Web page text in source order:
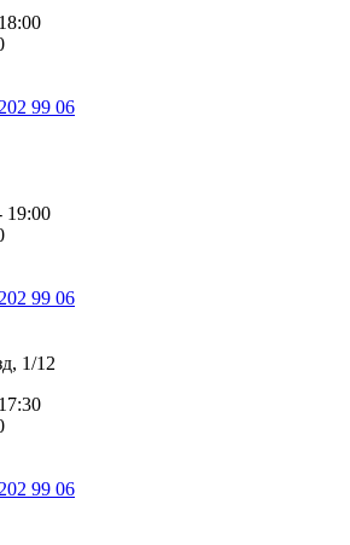
99 06
19:00
99 06
1/12
99 06